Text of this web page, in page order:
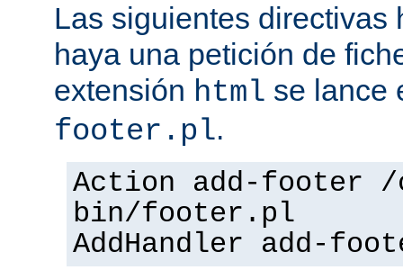
Las siguientes directivas
haya una petición de
extensión html se lance
footer.pl.
Action add-footer
bin/footer.pl
AddHandler add-